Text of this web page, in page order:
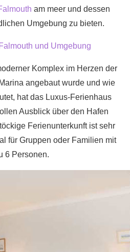
am meer und dessen
Umgebung zu bieten.
und Umgebung
Komplex im Herzen der
angebaut wurde und wie
hat das Luxus-Ferienhaus
Ausblick über den Hafen
Ferienunterkunft ist sehr
für Gruppen oder Familien mit
6 Personen.